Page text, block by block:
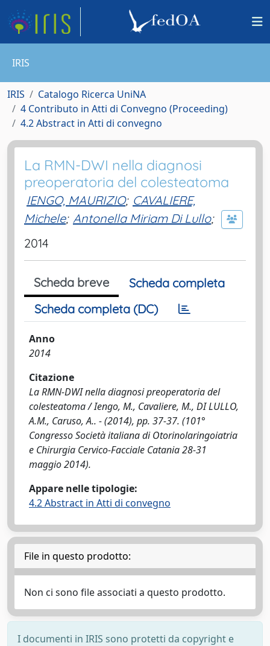
IRIS
IRIS
Catalogo Ricerca UniNA
4 Contributo in Atti di Convegno (Proceeding)
4.2 Abstract in Atti di convegno
La RMN-DWI nella diagnosi
preoperatoria del colesteatoma
IENGO, MAURIZIO; CAVALIERE,
Michele; Antonella Miriam Di Lullo;
2014
Scheda breve
Scheda completa
Scheda completa (DC)
Anno
2014
Citazione
La RMN-DWI nella diagnosi preoperatoria del
colesteatoma / Iengo, M., Cavaliere, M., DI LULLO,
A.M., Caruso, A.. - (2014), pp. 37-37. (101°
Congresso Società italiana di Otorinolaringoiatria
e Chirurgia Cervico-Facciale Catania 28-31
maggio 2014).
Appare nelle tipologie:
4.2 Abstract in Atti di convegno
File in questo prodotto:
Non ci sono file associati a questo prodotto.
I documenti in IRIS sono protetti da copyright e